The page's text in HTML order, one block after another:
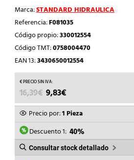
Marca:STANDARD HIDRAULICA
Referencia:F081035
Código propio:330012554
Código TMT:0758004470
EAN 13:3430650012554
16,39€ EL
PRECIO
ORIGINAL
ERA:
16,39€.
9,83€
PRECIO
ACTUAL
ES:
9,83€.
Precio por:1 Pieza
Descuento 1: 40%
Consultar stock detallado